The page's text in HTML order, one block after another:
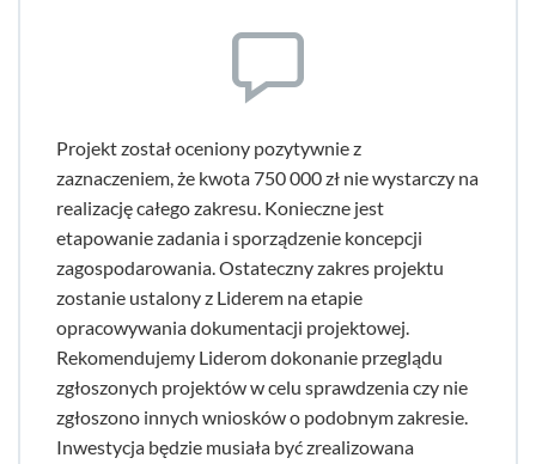
Projekt został oceniony pozytywnie z
zaznaczeniem, że kwota 750 000 zł nie wystarczy na
realizację całego zakresu. Konieczne jest
etapowanie zadania i sporządzenie koncepcji
zagospodarowania. Ostateczny zakres projektu
zostanie ustalony z Liderem na etapie
opracowywania dokumentacji projektowej.
Rekomendujemy Liderom dokonanie przeglądu
zgłoszonych projektów w celu sprawdzenia czy nie
zgłoszono innych wniosków o podobnym zakresie.
Inwestycja będzie musiała być zrealizowana